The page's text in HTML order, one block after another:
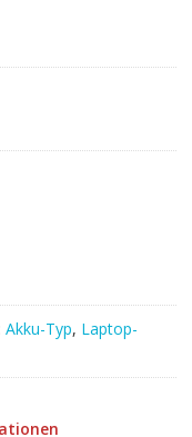
Akku-Typ, Laptop-